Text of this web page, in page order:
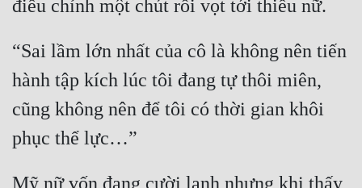
“Sai lầm lớn nhất của cô là không nên tiến
hành tập kích lúc tôi đang tự thôi miên,
cũng không nên để tôi có thời gian khôi
Mỹ nữ vốn đang cười lạnh nhưng khi thấy